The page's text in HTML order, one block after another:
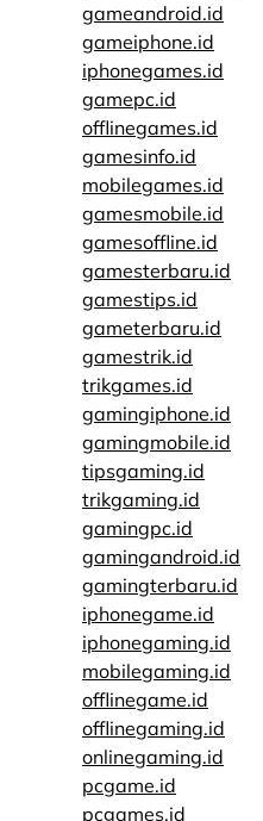
gameandroid.id
gameiphone.id
iphonegames.id
gamepc.id
offlinegames.id
gamesinfo.id
mobilegames.id
gamesmobile.id
gamesoffline.id
gamesterbaru.id
gamestips.id
gameterbaru.id
gamestrik.id
trikgames.id
gamingiphone.id
gamingmobile.id
tipsgaming.id
trikgaming.id
gamingpc.id
gamingandroid.id
gamingterbaru.id
iphonegame.id
iphonegaming.id
mobilegaming.id
offlinegame.id
offlinegaming.id
onlinegaming.id
pcgame.id
pcgames.id